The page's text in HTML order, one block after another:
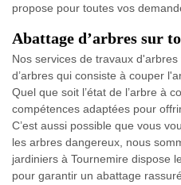
propose pour toutes vos
Abattage d’arbres sur
Nos services de travaux
d’arbres qui consiste à couper
Quel que soit l’état de l’arbre à
compétences adaptées pour
C’est aussi possible que vous
les arbres dangereux, nous
jardiniers à Tournemire dispose
pour garantir un abattage